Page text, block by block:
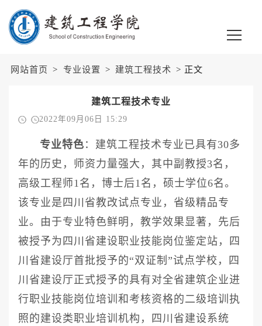
网站首页 > 专业设置 > 建筑工程技术 > 正文
建筑工程技术专业
2022年09月06日 15:29
专业特色 ： 建筑工程技术专业已具有30多
年的历史，师资力量强大，其中副教授3名，
高级工程师1名，博士后1名，硕士学位6名。
该专业是四川省教改试点专业，省级精品专
业。由于专业特色鲜明，教学效果显著，先后
被授予为四川省建设职业技能岗位鉴定站，四
川省建设厅首批授予的“双证制”试点学校，四
川省建设厅正式授予的具有对全省建筑企业进
行职业技能岗位培训和考核资格的二级培训执
照的建设类职业培训机构，四川省建设系统